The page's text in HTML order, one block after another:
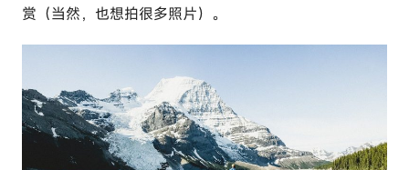
赏（当然，也想拍很多照片）。